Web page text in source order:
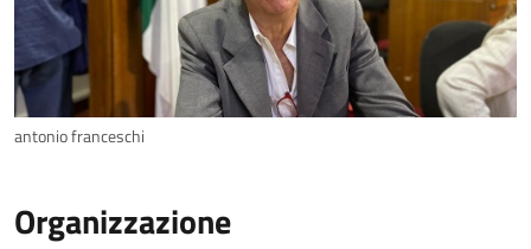
antonio franceschi
Organizzazione